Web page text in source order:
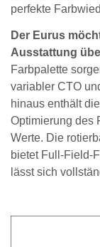
perfekte
Der Eurus
Ausstattung
Farbpalette
variabler CTO
hinaus enthält
Optimierung des
Werte. Die
bietet Full-Field-
lässt sich